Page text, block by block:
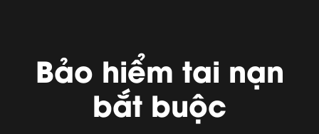
Bảo hiểm tai nạn
bắt buộc